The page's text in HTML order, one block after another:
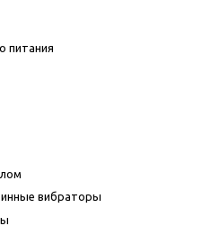
питания
вибраторы